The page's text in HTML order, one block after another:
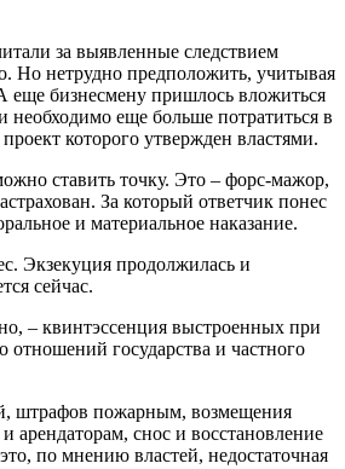
за выявленные следствием
Но нетрудно предположить, учитывая
еще бизнесмену пришлось вложиться
необходимо еще больше потратиться в
которого утвержден властями.
ставить точку. Это – форс-мажор,
За который ответчик понес
и материальное наказание.
Экзекуция продолжилась и
сейчас.
– квинтэссенция выстроенных при
отношений государства и частного
штрафов пожарным, возмещения
арендаторам, снос и восстановление
по мнению властей, недостаточная